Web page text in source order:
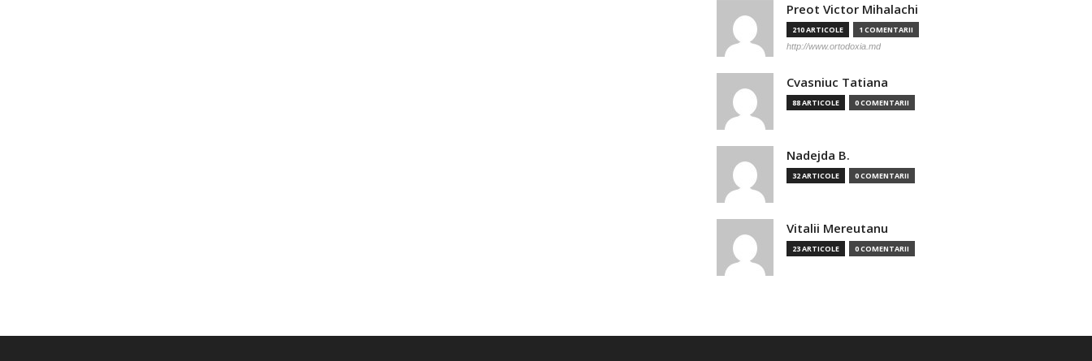
Preot Victor Mihalachi
210 ARTICOLE 1 COMENTARII
http://www.ortodoxia.md
Cvasniuc Tatiana
88 ARTICOLE 0 COMENTARII
Nadejda B.
32 ARTICOLE 0 COMENTARII
Vitalii Mereutanu
23 ARTICOLE 0 COMENTARII